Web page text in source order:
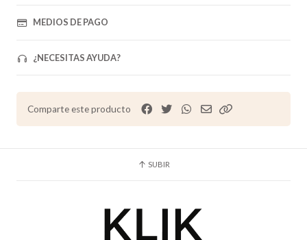
MEDIOS DE PAGO
¿NECESITAS AYUDA?
Comparte este producto
SUBIR